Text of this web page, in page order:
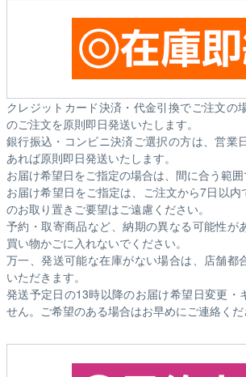
クレジットカード決済・代金引換でご注文の
のご注文を原則即日発送いたします。
銀行振込・コンビニ決済ご選択の方は、営業
あれば原則即日発送いたします。
お届け希望日をご指定の場合は、間に合う範囲
お届け希望日をご指定は、ご注文から7日以内
のお取り置きご要望はご遠慮ください。
予約・取寄商品など、納期の異なる可能性が
買い物かごに入れないでください。
万一、発送可能な在庫がない場合は、店舗都
いただきます。
発送予定日の13時以降のお届け希望日変更・
せん。ご希望のある場合はお早めにご連絡くだ